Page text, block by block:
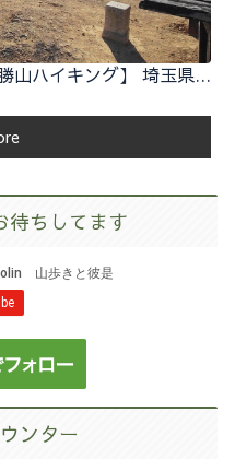
お手軽ハイクは眺望絶佳【金勝山ハイキング】 埼玉県小川町 2026.02.06
待ちしてます
ンター